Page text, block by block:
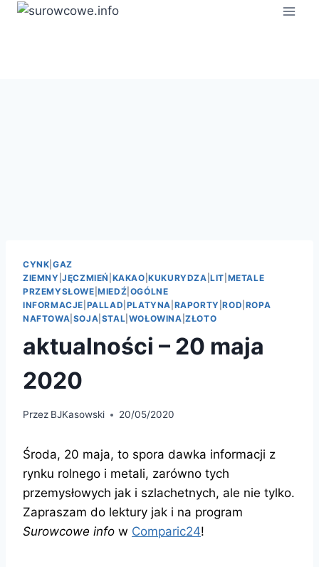
Przejdź
CYNK GAZ
ZIEMNY |JĘCZMIEŃ KAKAO |KUKURYDZA |LIT METALE
PRZEMYSŁOWE |MIEDŹ OGÓLNE
INFORMACJE PALLAD PLATYNA RAPORTY |ROD ROPA
NAFTOWA SOJA STAL WOŁOWINA |ZŁOTO
aktualności – 20 maja
2020
Przez BJKasowski 20/05/2020
Środa, 20 maja, to spora dawka informacji z
rynku rolnego i metali, zarówno tych
przemysłowych jak i szlachetnych, ale nie tylko.
Zapraszam do lektury jak i na program
Surowcowe info w Comparic24!